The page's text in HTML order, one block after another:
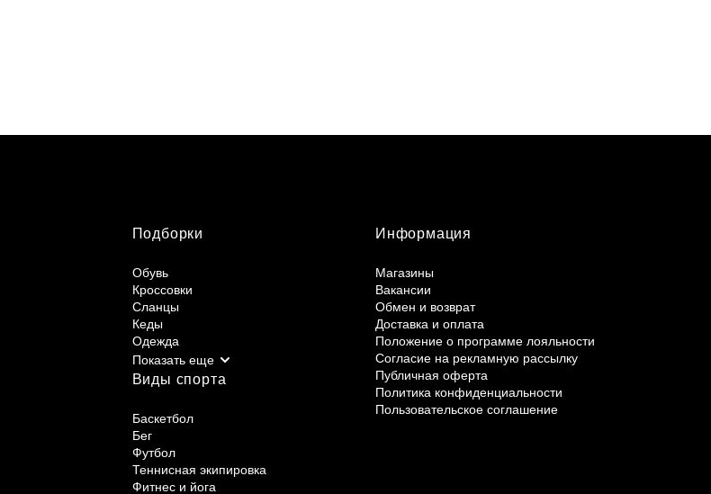
Подборки
Обувь
Кроссовки
Сланцы
Кеды
Одежда
Виды спорта
Баскетбол
Бег
Футбол
Теннисная экипировка
Фитнес и йога
Информация
Магазины
Вакансии
Обмен и возврат
Доставка и оплата
Положение о программе лояльности
Согласие на рекламную рассылку
Публичная оферта
Политика конфиденциальности
Пользовательское соглашение